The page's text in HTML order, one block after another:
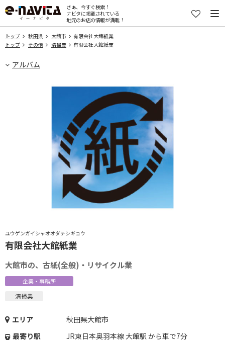
さぁ、今すぐ検索！
ナビタに掲載されている
地元のお店の情報が満載！
トップ 秋田県 大館市
有限会社大館紙業
トップ
その他 清掃業 有限会社大館紙業
アルバム
ユウゲンガイシャオオダテシギョウ
有限会社大館紙業
大館市の、古紙(全般)・リサイクル業
企業・事務所
清掃業
エリア
秋田県大館市
最寄り駅
JR東日本奥羽本線 大館駅 から車で7分